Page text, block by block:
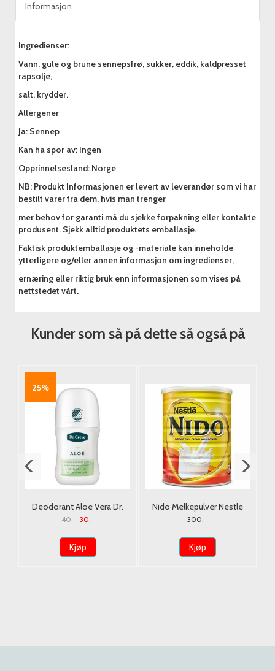
Informasjon
Ingredienser:
Vann, gule og brune sennepsfrø, sukker, eddik, kaldpresset
rapsolje,
salt, krydder.
Allergener
Ja: Sennep
Kan ha spor av: Ingen
Opprinnelsesland: Norge
NB: Produkt Informasjonen er levert av leverandør som vi har
bestilt varer fra dem, hvis man trenger
mer behov for garanti må du sjekke forpakning eller kontakte
produsent. Sjekk alltid produktets emballasje.
Faktisk produktemballasje og -materiale kan inneholde
ytterligere og/eller annen informasjon om ingredienser,
ernæring eller riktig bruk enn informasjonen som vises på
nettstedet vårt.
Kunder som så på dette så også på
25%
Deodorant Aloe Vera Dr.
Greve 50ml.
40,- 30,-
Kjøp
Nido Melkepulver Nestle
900G. (Tørrmelk)
300,-
Kjøp